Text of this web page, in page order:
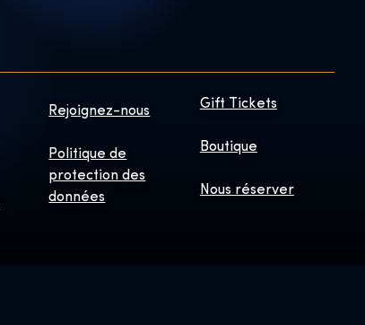
Rejoignez-nous
Politique de
protection des
données
Gift Tickets
Boutique
Nous réserver